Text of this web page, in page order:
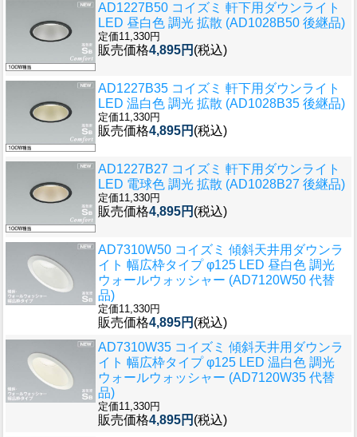
AD1227B50 コイズミ 軒下用ダウンライト
LED 昼白色 調光 拡散 (AD1028B50 後継品)
定価11,330円
販売価格4,895円 (税込)
AD1227B35 コイズミ 軒下用ダウンライト
LED 温白色 調光 拡散 (AD1028B35 後継品)
定価11,330円
販売価格4,895円 (税込)
AD1227B27 コイズミ 軒下用ダウンライト
LED 電球色 調光 拡散 (AD1028B27 後継品)
定価11,330円
販売価格4,895円 (税込)
AD7310W50 コイズミ 傾斜天井用ダウンラ
イト 幅広枠タイプ φ125 LED 昼白色 調光
ウォールウォッシャー (AD7120W50 代替
品)
定価11,330円
販売価格4,895円 (税込)
AD7310W35 コイズミ 傾斜天井用ダウンラ
イト 幅広枠タイプ φ125 LED 温白色 調光
ウォールウォッシャー (AD7120W35 代替
品)
定価11,330円
販売価格4,895円 (税込)